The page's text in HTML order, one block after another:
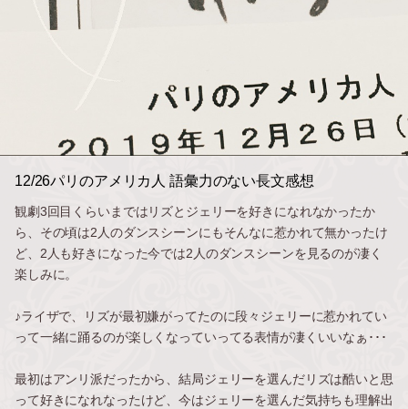
12/26パリのアメリカ人 語彙力のない長文感想
観劇3回目くらいまではリズとジェリーを好きになれなかったか
ら、その頃は2人のダンスシーンにもそんなに惹かれて無かったけ
ど、2人も好きになった今では2人のダンスシーンを見るのが凄く
楽しみに。
♪ライザで、リズが最初嫌がってたのに段々ジェリーに惹かれてい
って一緒に踊るのが楽しくなっていってる表情が凄くいいなぁ･･･
最初はアンリ派だったから、結局ジェリーを選んだリズは酷いと思
って好きになれなったけど、今はジェリーを選んだ気持ちも理解出